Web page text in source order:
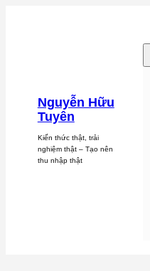
Nguyễn Hữu
Tuyên
Kiến thức thật, trải
nghiệm thật – Tạo nên
thu nhập thật